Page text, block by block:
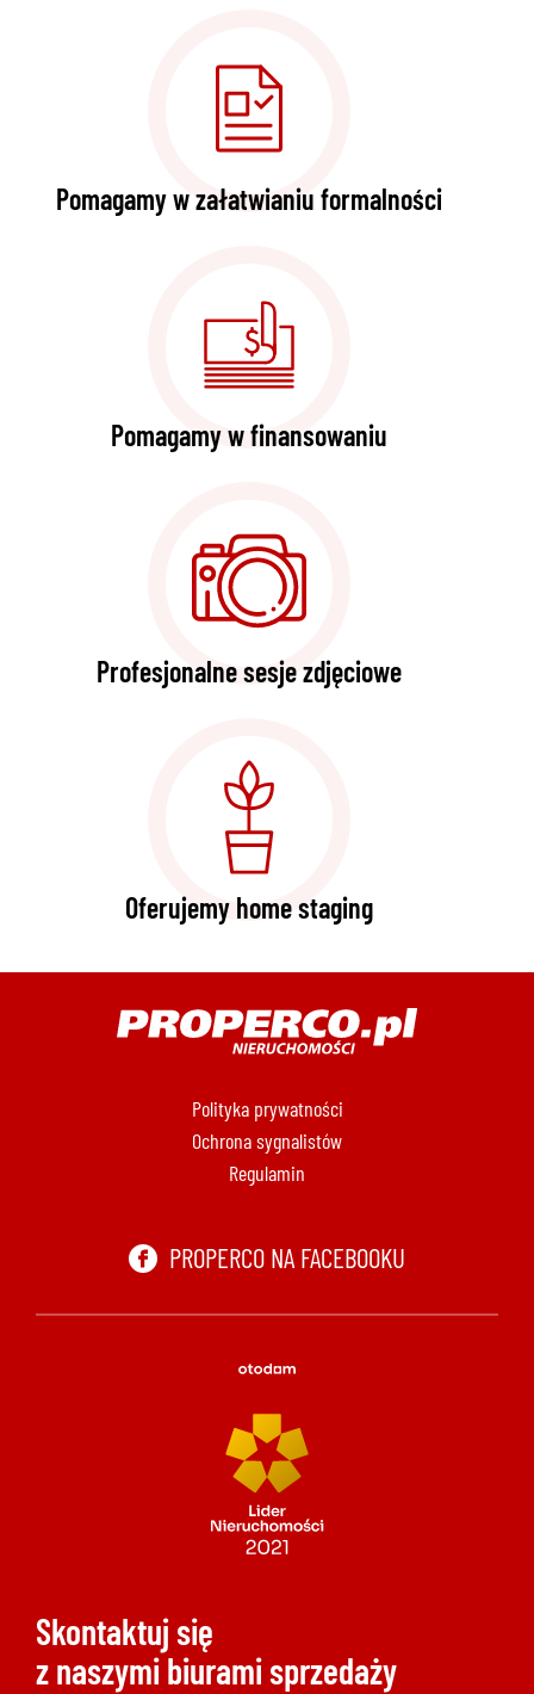
Pomagamy w załatwianiu formalności
Pomagamy w finansowaniu
Profesjonalne sesje zdjęciowe
Oferujemy home staging
Polityka prywatności
Ochrona sygnalistów
Regulamin
PROPERCO NA FACEBOOKU
Skontaktuj się
z naszymi biurami sprzedaży